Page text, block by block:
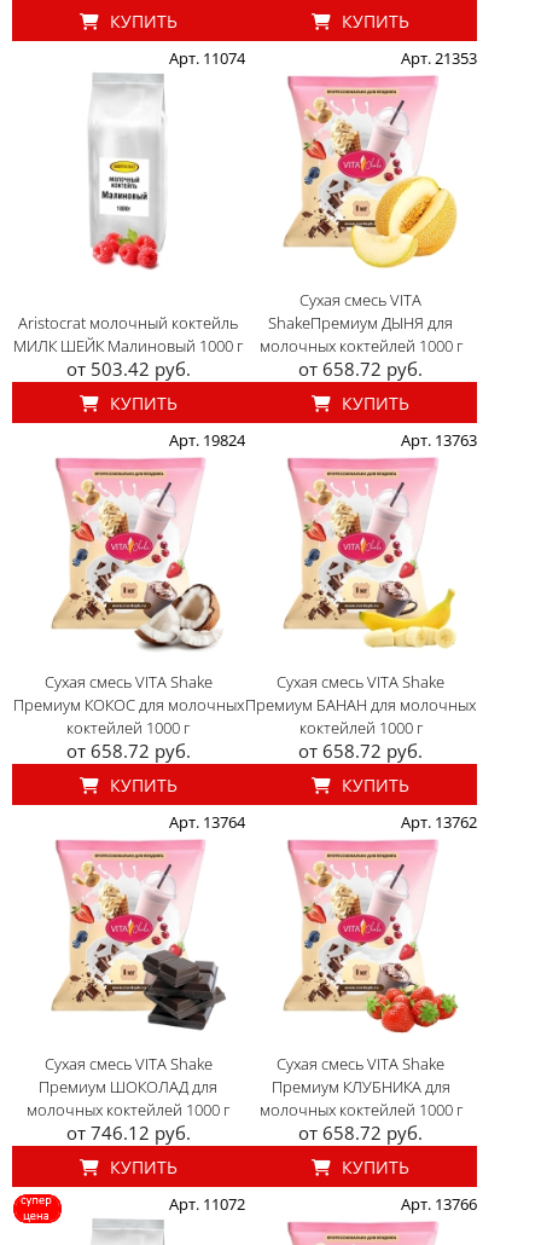
КУПИТЬ КУПИТЬ
Арт. 11074
Aristocrat молочный коктейль
МИЛК ШЕЙК Малиновый 1000 г
от 503.42 руб.
КУПИТЬ
Арт. 21353
Сухая смесь VITA
ShakeПремиум ДЫНЯ для
молочных коктейлей 1000 г
от 658.72 руб.
КУПИТЬ
Арт. 19824
Сухая смесь VITA Shake
Премиум КОКОС для молочных
коктейлей 1000 г
от 658.72 руб.
КУПИТЬ
Арт. 13763
Сухая смесь VITA Shake
Премиум БАНАН для молочных
коктейлей 1000 г
от 658.72 руб.
КУПИТЬ
Арт. 13764
Сухая смесь VITA Shake
Премиум ШОКОЛАД для
молочных коктейлей 1000 г
от 746.12 руб.
КУПИТЬ
Арт. 13762
Сухая смесь VITA Shake
Премиум КЛУБНИКА для
молочных коктейлей 1000 г
от 658.72 руб.
КУПИТЬ
Арт. 11072 Арт. 13766